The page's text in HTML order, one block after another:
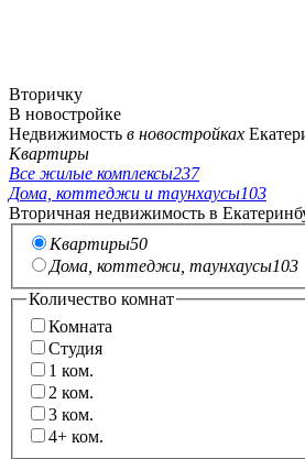
Вторичку
В новостройке
Недвижимость в новостройках
Квартиры
Все жилые комплексы237
Дома, коттеджи и таунхаусы103
Вторичная недвижимость в
Квартиры50
Дома, коттеджи, таунхаусы103
Количество комнат
Комната
Студия
1 ком.
2 ком.
3 ком.
4+ ком.